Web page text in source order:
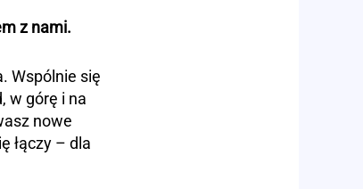
z nami.
Wspólnie się
w górę i na
nowe
łączy – dla